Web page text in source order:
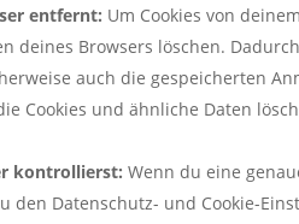
entfernt: Um Cookies von
deines Browsers löschen.
auch die gespeicherten
Cookies und ähnliche Daten
kontrollierst: Wenn du eine
den Datenschutz- und Cookie-